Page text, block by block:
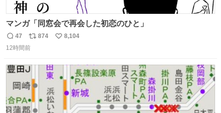
マンガ「同窓会で再会した初恋のひと」
返
信
47
リ
ポ
ト
数
874
い
8,104
12時間前